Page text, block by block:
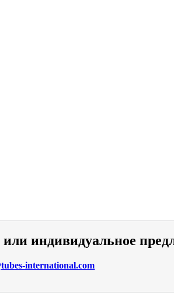
индивидуальное
international.com